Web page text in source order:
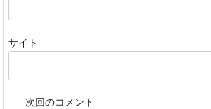
サイト
次回のコメント